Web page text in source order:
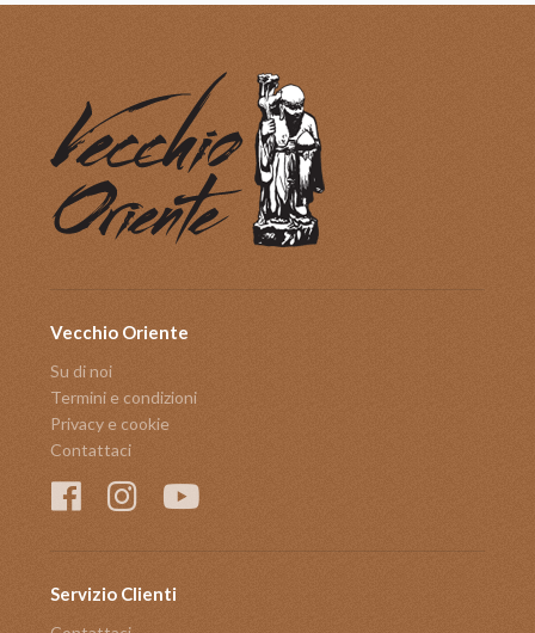
Vecchio Oriente
Su di noi
Termini e condizioni
Privacy e cookie
Contattaci
Servizio Clienti